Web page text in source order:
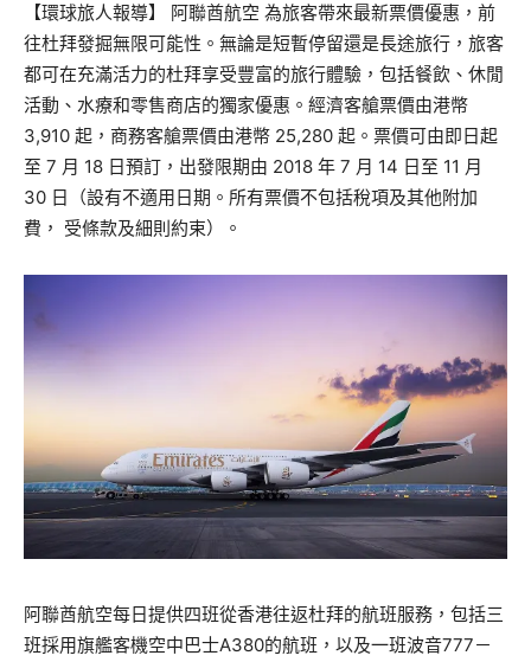
【環球旅人報導】 阿聯酋航空 為旅客帶來最新票價優惠，前
往杜拜發掘無限可能性。無論是短暫停留還是長途旅行，旅客
都可在充滿活力的杜拜享受豐富的旅行體驗，包括餐飲、休閒
活動、水療和零售商店的獨家優惠。經濟客艙票價由港幣
3,910 起，商務客艙票價由港幣 25,280 起。票價可由即日起
至 7 月 18 日預訂，出發限期由 2018 年 7 月 14 日至 11 月
30 日（設有不適用日期。所有票價不包括稅項及其他附加
費， 受條款及細則約束）。
阿聯酋航空每日提供四班從香港往返杜拜的航班服務，包括三
班採用旗艦客機空中巴士A380的航班，以及一班波音777－